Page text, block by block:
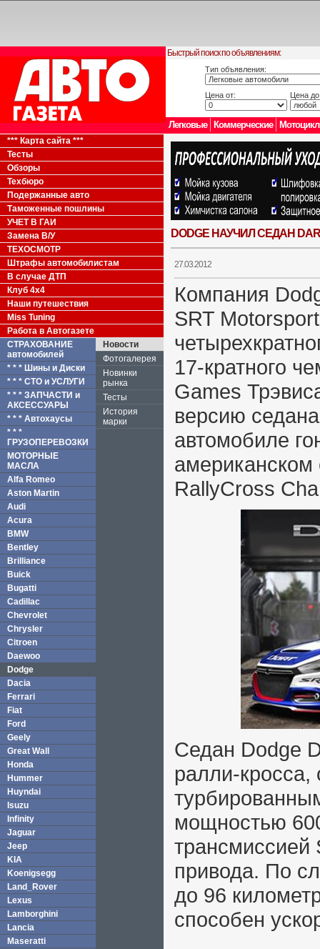
Быстрый поиск по объявлениям:
Тип объявления:
Цена от: Цена
Легковые Коммерческие
*** Карта сайта ***
Тесты
Обзоры
Техбюро
Подержанные авто
Таможенные пошлины
УЧЕТ В ГАИ
Замена В/У
ТЕХОСМОТР
Штрафы автомобилистам
В случае ДТП
Клуб 4x4
Наши путешествия
Miss Tuning
Работа в Автогазете
СТРАХОВАНИЕ
автомобилей
* * * Шины и Диски
* * * СТО и УСЛУГИ
* * * ЗАПЧАСТИ и
АКСЕССУАРЫ
* * * Автохаусы
* * *
ГРУЗОПЕРЕВОЗКИ
МОТОРНЫЕ
МАСЛА
Alfa Romeo
Aston Martin
Audi
Acura
BMW
Bentley
Brilliance
Buick
Bugatti
Cadillac
Chevrolet
Chrysler
Citroen
Daewoo
Dodge
Dacia
Ferrari
Fiat
Ford
Geely
Great Wall
Honda
Hummer
Huyndai
Isuzu
Infinity
Jaguar
Jeep
KIA
Koenigsegg
Land_Rover
Lexus
Lamborghini
Lancia
Maseratti
Новости
Фотогалерея
Новинки
рынка
Тесты
История
марки
DODGE НАУЧИЛ СЕДАН
27.03.2012
Компания
SRT
17-кратного
Games
версию
автомобиле
американском
RallyCross
Седан Dodge
ралли-
мощностью
трансмиссией
привода. По
до 96
способен